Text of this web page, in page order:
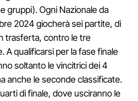
gruppi). Ogni Nazionale da
2024 giocherà sei partite, di
trasferta, contro le tre
A qualificarsi per la fase finale
soltanto le vincitrici dei 4
anche le seconde classificate.
di finale, dove usciranno le